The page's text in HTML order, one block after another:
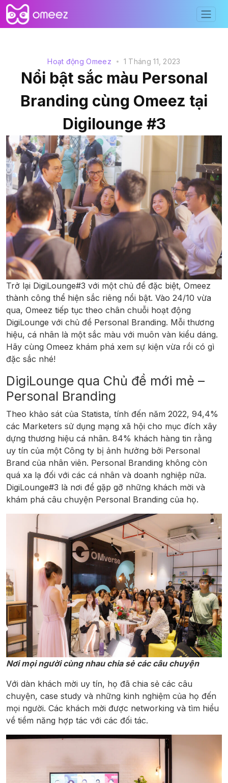
Hoạt động Omeez 1 Tháng 11, 2023
Nổi bật sắc màu Personal
Branding cùng Omeez tại
Digilounge #3
Trở lại DigiLounge#3 với một chủ đề đặc biệt, Omeez
thành công thể hiện sắc riêng nổi bật. Vào 24/10 vừa
qua, Omeez tiếp tục theo chân chuỗi hoạt động
DigiLounge với chủ đề Personal Branding. Mỗi thương
hiệu, cá nhân là một sắc màu với muôn vàn kiểu dáng.
Hãy cùng Omeez khám phá xem sự kiện vừa rồi có gì
đặc sắc nhé!
DigiLounge qua Chủ đề mới mẻ –
Personal Branding
Theo khảo sát của Statista, tính đến năm 2022, 94,4%
các Marketers sử dụng mạng xã hội cho mục đích xây
dựng thương hiệu cá nhân. 84% khách hàng tin rằng
uy tín của một Công ty bị ảnh hưởng bởi Personal
Brand của nhân viên. Personal Branding không còn
quá xa lạ đối với các cá nhân và doanh nghiệp nữa.
DigiLounge#3 là nơi để gặp gỡ những khách mời và
khám phá câu chuyện Personal Branding của họ.
Nơi mọi người cùng nhau chia sẻ các câu chuyện
Với dàn khách mời uy tín, họ đã chia sẻ các câu
chuyện, case study và những kinh nghiệm của họ đến
mọi người. Các khách mời được networking và tìm hiểu
về tiềm năng hợp tác với các đối tác.